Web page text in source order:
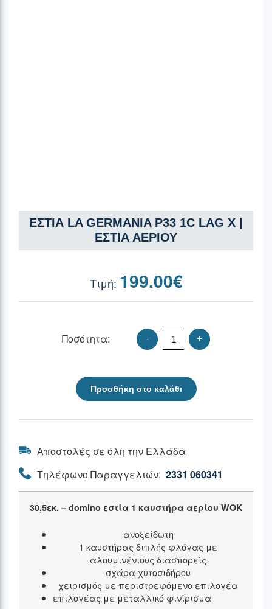
ΕΣΤΙΑ LA GERMANIA P33 1C LAG X |
ΕΣΤΙΑ ΑΕΡΙΟΥ
199.00€
Ποσότητα: - +
Προσθήκη στο καλάθι
Αποστολές σε όλη την Ελλάδα
Τηλέφωνο Παραγγελιών: 2331 060341
30,5εκ. – domino εστία 1 καυστήρα αερίου WOK
ανοξείδωτη
1 καυστήρας διπλής φλόγας με
αλουμινένιους διασπορείς
σχάρα χυτοσιδήρου
χειρισμός με περιστρεφόμενο επιλογέα
επιλογέας με μεταλλικό φινίρισμα